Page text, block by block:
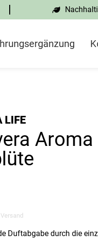
LIFE
Versand
Duftabgabe durch die